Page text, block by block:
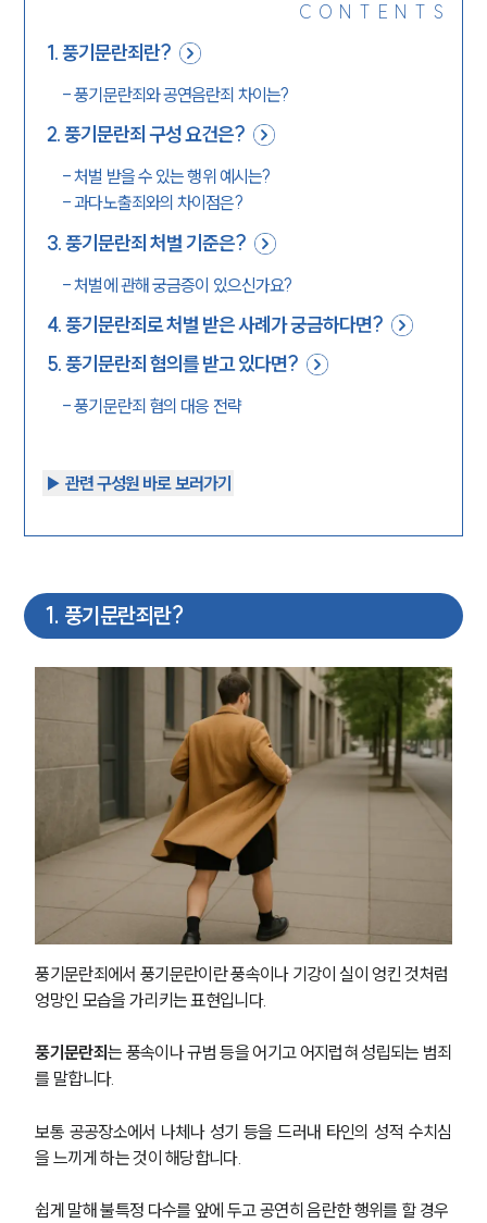
CONTENTS
1.풍기문란죄란?
-풍기문란죄와 공연음란죄 차이는?
2.풍기문란죄 구성 요건은?
-처벌 받을 수 있는 행위 예시는?
-과다노출죄와의 차이점은?
3.풍기문란죄 처벌 기준은?
-처벌에 관해 궁금증이 있으신가요?
4.풍기문란죄로 처벌 받은 사례가 궁금하다면?
5.풍기문란죄 혐의를 받고 있다면?
-풍기문란죄 혐의 대응 전략
▶︎ 관련 구성원 바로 보러가기
1. 풍기문란죄란?
풍기문란죄에서 풍기문란이란 풍속이나 기강이 실이 엉킨 것처럼
엉망인 모습을 가리키는 표현입니다.
풍기문란죄는 풍속이나 규범 등을 어기고 어지럽혀 성립되는 범죄
를 말합니다.
보통 공공장소에서 나체나 성기 등을 드러내 타인의 성적 수치심
을 느끼게 하는 것이 해당합니다.
쉽게 말해 불특정 다수를 앞에 두고 공연히 음란한 행위를 할 경우